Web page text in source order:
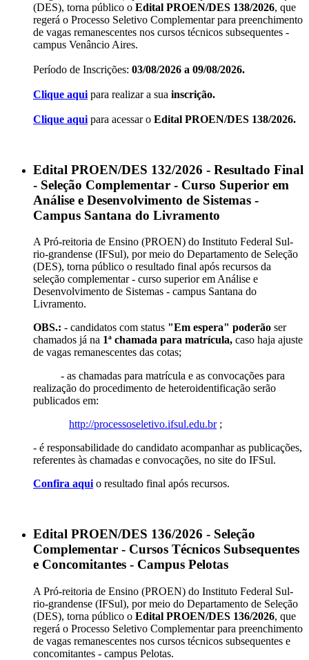
(DES), torna público o Edital PROEN/DES 138/2026, que
regerá o Processo Seletivo Complementar para preenchimento
de vagas remanescentes nos cursos técnicos subsequentes -
campus Venâncio Aires.
Período de Inscrições: 03/08/2026 a 09/08/2026.
Clique aqui para realizar a sua inscrição.
Clique aqui para acessar o Edital PROEN/DES 138/2026.
Edital PROEN/DES 132/2026 - Resultado Final
- Seleção Complementar - Curso Superior em
Análise e Desenvolvimento de Sistemas -
Campus Santana do Livramento
A Pró-reitoria de Ensino (PROEN) do Instituto Federal Sul-
rio-grandense (IFSul), por meio do Departamento de Seleção
(DES), torna público o resultado final após recursos da
seleção complementar - curso superior em Análise e
Desenvolvimento de Sistemas - campus Santana do
Livramento.
OBS.: - candidatos com status "Em espera" poderão ser
chamados já na 1ª chamada para matrícula, caso haja ajuste
de vagas remanescentes das cotas;
- as chamadas para matrícula e as convocações para
realização do procedimento de heteroidentificação serão
publicados em:
http://processoseletivo.ifsul.edu.br;
- é responsabilidade do candidato acompanhar as publicações,
referentes às chamadas e convocações, no site do IFSul.
Confira aqui o resultado final após recursos.
Edital PROEN/DES 136/2026 - Seleção
Complementar - Cursos Técnicos Subsequentes
e Concomitantes - Campus Pelotas
A Pró-reitoria de Ensino (PROEN) do Instituto Federal Sul-
rio-grandense (IFSul), por meio do Departamento de Seleção
(DES), torna público o Edital PROEN/DES 136/2026, que
regerá o Processo Seletivo Complementar para preenchimento
de vagas remanescentes nos cursos técnicos subsequentes e
concomitantes - campus Pelotas.